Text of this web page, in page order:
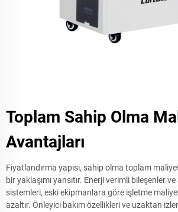
Toplam Sahip Olma
Avantajları
Fiyatlandırma yapısı, sahip olma toplam
bir yaklaşımı yansıtır. Enerji verimli bileşenler
sistemleri, eski ekipmanlara göre işletme
azaltır. Önleyici bakım özellikleri ve uzaktan